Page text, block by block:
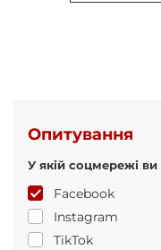
Опитування
У якій соцмережі
Facebook
Instagram
TikTok